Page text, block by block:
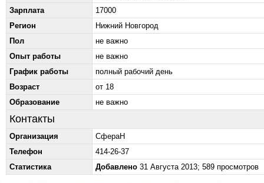
Зарплата
17000
Регион
Нижний Новгород
Пол
не важно
Опыт работы
не важно
График работы
полный рабочий день
Возраст
от 18
Образование
не важно
Контакты
Организация
СфераН
Телефон
414-26-37
Статистика
Добавлено 31 Августа 2013; 589 просмотров